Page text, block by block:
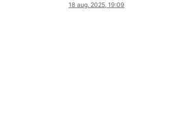
18 aug. 2025, 19:09